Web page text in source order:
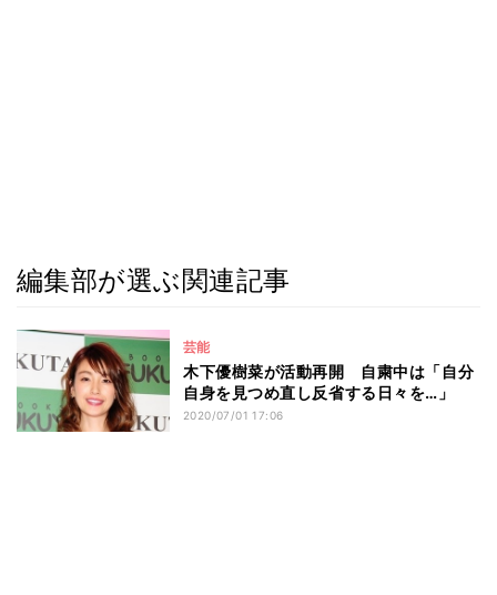
編集部が選ぶ関連記事
芸能
木下優樹菜が活動再開 自粛中は「自分
自身を見つめ直し反省する日々を…」
2020/07/01 17:06